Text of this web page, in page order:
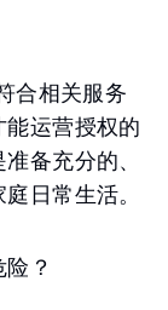
合相关服务
运营授权的
备充分的、
日常生活。
？